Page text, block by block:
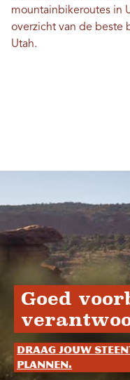
mountainbikeroutes in
overzicht van de beste
Utah.
Goed
Draag jouw
plannen.